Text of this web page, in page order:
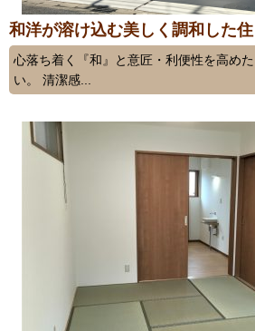
和洋が溶け込む美しく調和した
心落ち着く『和』と意匠・利便性を高め
い。 清潔感...